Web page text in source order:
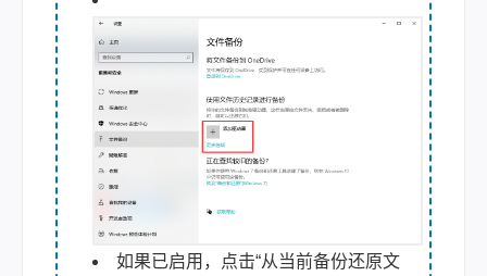
如果已启用，点击“从当前备份还原文